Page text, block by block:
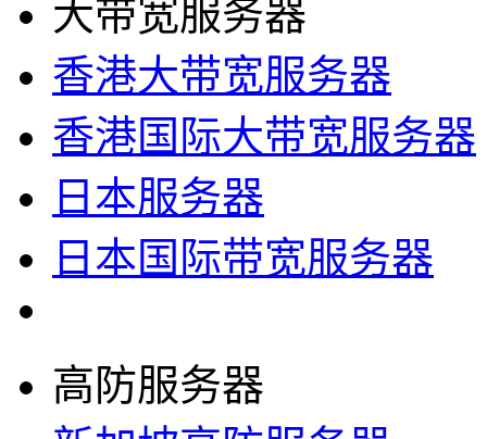
大带宽服务器
香港大带宽服务器
香港国际大带宽服务器
日本服务器
日本国际带宽服务器
高防服务器